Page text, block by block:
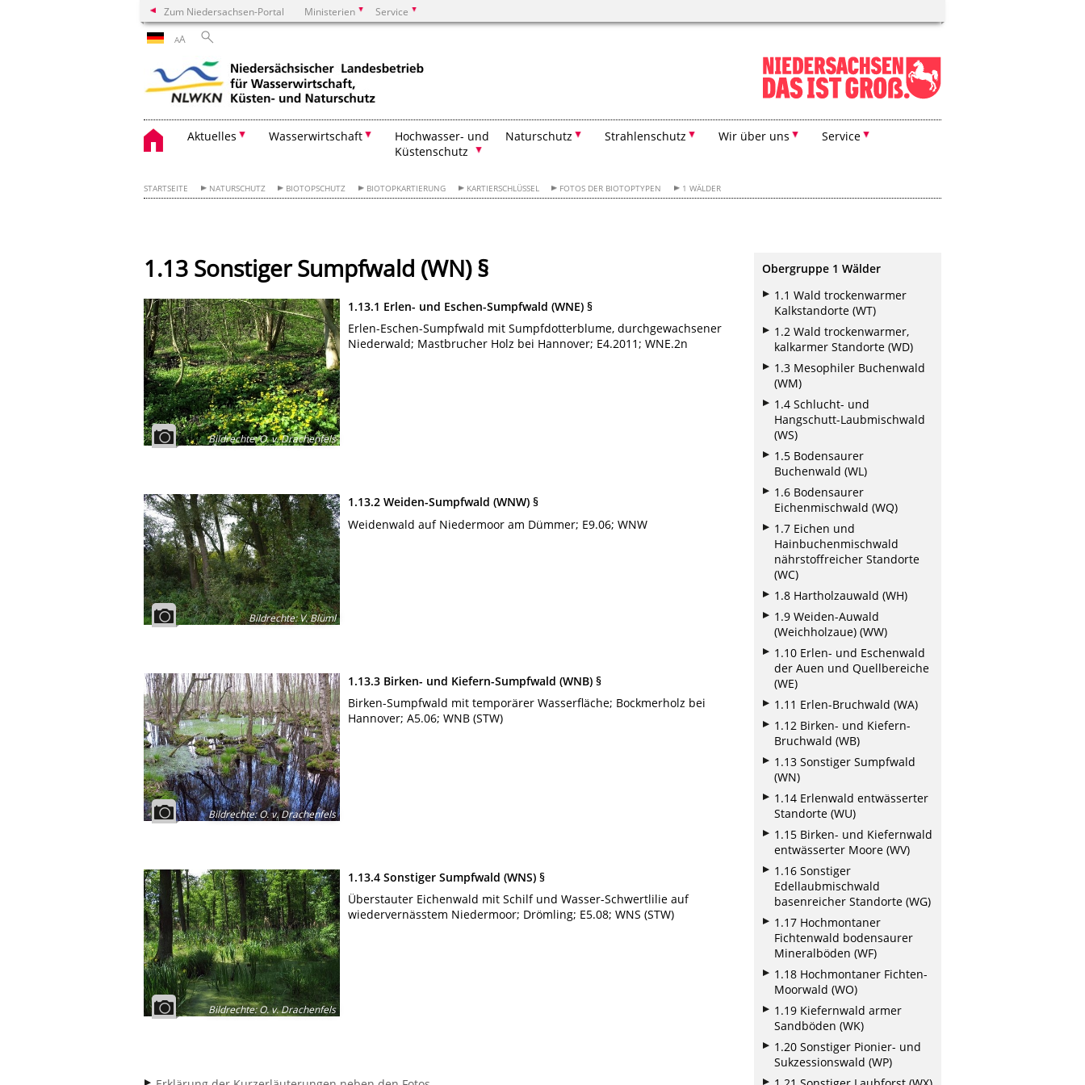
Zum Niedersachsen-Portal Ministerien Service
AA
Aktuelles Wasserwirtschaft
Hochwasser- und
Küstenschutz
Naturschutz Strahlenschutz Wir über uns Service
STARTSEITE NATURSCHUTZ BIOTOPSCHUTZ BIOTOPKARTIERUNG KARTIERSCHLÜSSEL FOTOS DER BIOTOPTYPEN 1 WÄLDER
1.13 Sonstiger Sumpfwald (WN) §
Bildrechte:O. v. Drachenfels
1.13.1 Erlen- und Eschen-Sumpfwald (WNE) §
Erlen-Eschen-Sumpfwald mit Sumpfdotterblume, durchgewachsener
Niederwald; Mastbrucher Holz bei Hannover; E4.2011; WNE.2n
Bildrechte:V. Blüml
1.13.2 Weiden-Sumpfwald (WNW) §
Weidenwald auf Niedermoor am Dümmer; E9.06; WNW
Bildrechte:O. v. Drachenfels
1.13.3 Birken- und Kiefern-Sumpfwald (WNB) §
Birken-Sumpfwald mit temporärer Wasserfläche; Bockmerholz bei
Hannover; A5.06; WNB (STW)
Bildrechte:O. v. Drachenfels
1.13.4 Sonstiger Sumpfwald (WNS) §
Überstauter Eichenwald mit Schilf und Wasser-Schwertlilie auf
wiedervernässtem Niedermoor; Drömling; E5.08; WNS (STW)
Obergruppe 1 Wälder
1.1 Wald trockenwarmer
Kalkstandorte (WT)
1.2 Wald trockenwarmer,
kalkarmer Standorte (WD)
1.3 Mesophiler Buchenwald
(WM)
1.4 Schlucht- und
Hangschutt-Laubmischwald
(WS)
1.5 Bodensaurer
Buchenwald (WL)
1.6 Bodensaurer
Eichenmischwald (WQ)
1.7 Eichen und
Hainbuchenmischwald
nährstoffreicher Standorte
(WC)
1.8 Hartholzauwald (WH)
1.9 Weiden-Auwald
(Weichholzaue) (WW)
1.10 Erlen- und Eschenwald
der Auen und Quellbereiche
(WE)
1.11 Erlen-Bruchwald (WA)
1.12 Birken- und Kiefern-
Bruchwald (WB)
1.13 Sonstiger Sumpfwald
(WN)
1.14 Erlenwald entwässerter
Standorte (WU)
1.15 Birken- und Kiefernwald
entwässerter Moore (WV)
1.16 Sonstiger
Edellaubmischwald
basenreicher Standorte (WG)
1.17 Hochmontaner
Fichtenwald bodensaurer
Mineralböden (WF)
1.18 Hochmontaner Fichten-
Moorwald (WO)
1.19 Kiefernwald armer
Sandböden (WK)
1.20 Sonstiger Pionier- und
Sukzessionswald (WP)